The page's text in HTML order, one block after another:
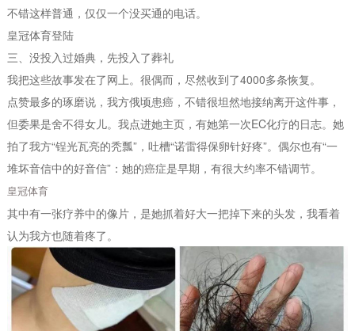
不错这样普通，仅仅一个没买通的电话。
皇冠体育登陆
三、没投入过婚典，先投入了葬礼
我把这些故事发在了网上。很偶而，尽然收到了4000多条恢复。
点赞最多的琢磨说，我方俄顷患癌，不错很坦然地接纳离开这件事，
但委果是舍不得女儿。我点进她主页，有她第一次EC化疗的日志。她
拍了我方“锃光瓦亮的秃瓢”，吐槽“诺雷得保卵针好疼”。偶尔也有“一
堆坏音信中的好音信”：她的癌症是早期，有很大约率不错调节。
皇冠体育
其中有一张疗养中的像片，是她抓着好大一把掉下来的头发，我看着
认为我方也随着疼了。